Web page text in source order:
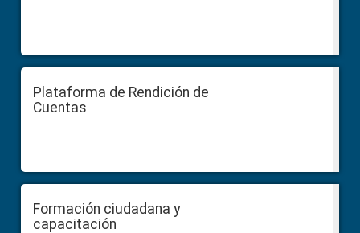
Plataforma de Rendición de
Cuentas
Formación ciudadana y
capacitación